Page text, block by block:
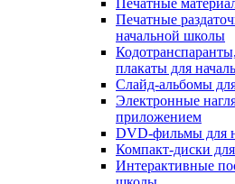
Печатные
Печатные
начальной школы
плакаты для
Слайд-альбомы
Электронные
приложением
DVD-фильмы для
Компакт-диски
Интерактивные